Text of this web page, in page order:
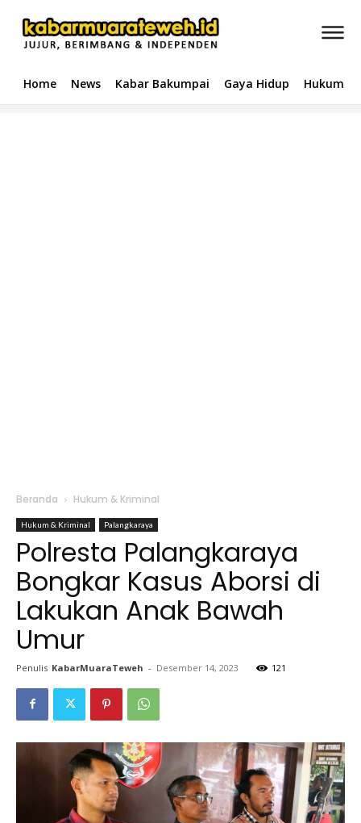
Home News Kabar Bakumpai Gaya Hidup Hukum &
Beranda Hukum & Kriminal
Hukum & Kriminal Palangkaraya
Polresta Palangkaraya
Bongkar Kasus Aborsi di
Lakukan Anak Bawah
Umur
Penulis KabarMuaraTeweh - Desember 14, 2023 121